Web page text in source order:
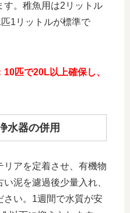
す。稚魚用は2リットル
1リットルが標準で
匹で20L以上確保し、
水器の併用
リアを定着させ、有機物
泥を濾過後少量入れ、
さい。1週間で水質が安